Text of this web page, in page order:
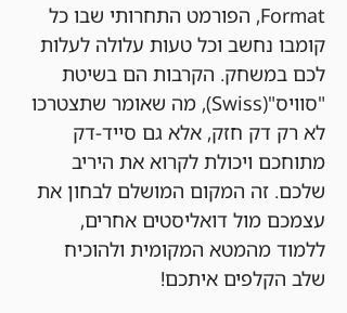
Format, הפורמט התחרותי שבו כל
קומבו נחשב וכל טעות עלולה לעלות
לכם במשחק. הקרבות הם בשיטת
"סוויס"(Swiss), מה שאומר שתצטרכו
לא רק דק חזק, אלא גם סייד-דק
מתוחכם ויכולת לקרוא את היריב
שלכם. זה המקום המושלם לבחון את
עצמכם מול דואליסטים אחרים,
ללמוד מהמטא המקומית ולהוכיח
שלב הקלפים איתכם!